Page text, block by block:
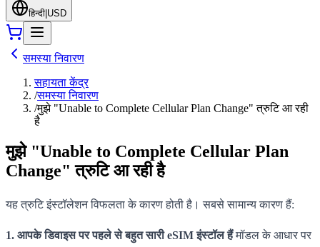
हिन्दी USD
समस्या निवारण
सहायता केंद्र
/समस्या निवारण
/मुझे "Unable to Complete Cellular Plan Change" त्रुटि आ रही
है
मुझे "Unable to Complete Cellular Plan
Change" त्रुटि आ रही है
यह त्रुटि इंस्टॉलेशन विफलता के कारण होती है। सबसे सामान्य कारण हैं:
1. आपके डिवाइस पर पहले से बहुत सारी eSIM इंस्टॉल हैंमॉडल के आधार पर